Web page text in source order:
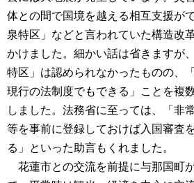
体との間で国境を越える相互支援が
泉特区」などと言われていた構造改
かけました。細かい話は省きますが
特区」は認められなかったものの、
現行の法制度でもできる」ことを複
しました。法務省に至っては、「非
等を事前に登録しておけば入国審査
る」といった助言もくれました。
花蓮市との交流を前提に与那国町